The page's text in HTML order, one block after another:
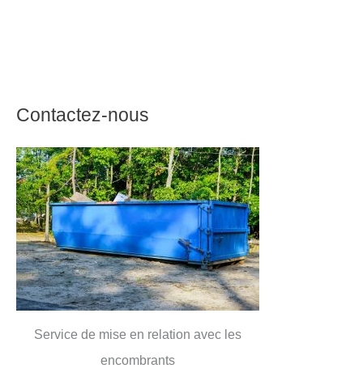
Contactez-nous
Service de mise en relation avec les
encombrants